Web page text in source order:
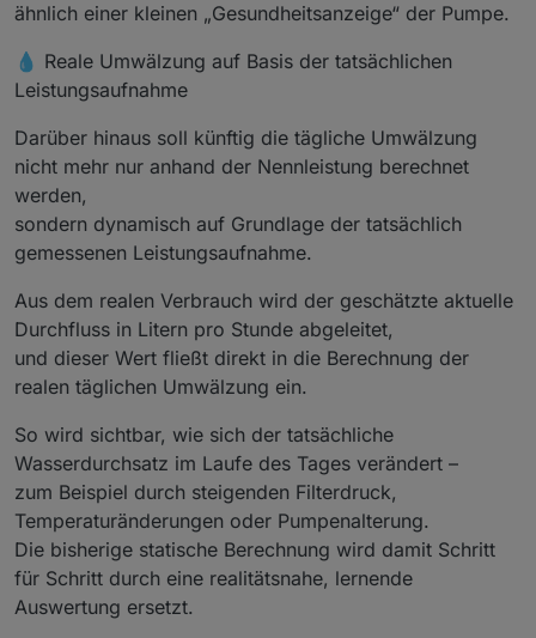
ähnlich einer kleinen „Gesundheitsanzeige“ der Pumpe.
💧 Reale Umwälzung auf Basis der tatsächlichen
Leistungsaufnahme
Darüber hinaus soll künftig die tägliche Umwälzung
nicht mehr nur anhand der Nennleistung berechnet
werden,
sondern dynamisch auf Grundlage der tatsächlich
gemessenen Leistungsaufnahme.
Aus dem realen Verbrauch wird der geschätzte aktuelle
Durchfluss in Litern pro Stunde abgeleitet,
und dieser Wert fließt direkt in die Berechnung der
realen täglichen Umwälzung ein.
So wird sichtbar, wie sich der tatsächliche
Wasserdurchsatz im Laufe des Tages verändert –
zum Beispiel durch steigenden Filterdruck,
Temperaturänderungen oder Pumpenalterung.
Die bisherige statische Berechnung wird damit Schritt
für Schritt durch eine realitätsnahe, lernende
Auswertung ersetzt.